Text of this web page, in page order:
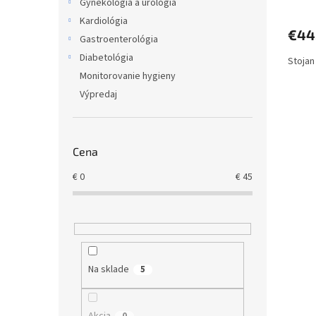
Gynekólogia a urológia
Kardiológia
Gastroenterológia
Diabetológia
Monitorovanie hygieny
Výpredaj
Cena
€0 €45
Na sklade 5